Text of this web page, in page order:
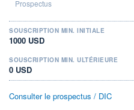
SOUSCRIPTION MIN. INITIALE
1000 USD
SOUSCRIPTION MIN. ULTÉRIEURE
0 USD
Consulter le prospectus / DIC